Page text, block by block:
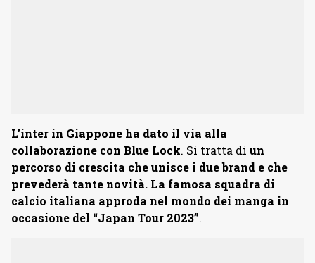
L’inter in Giappone ha dato il via alla
collaborazione con Blue Lock. Si tratta di un
percorso di crescita che unisce i due brand e che
prevederà tante novità. La famosa squadra di
calcio italiana approda nel mondo dei manga in
occasione del “Japan Tour 2023”.